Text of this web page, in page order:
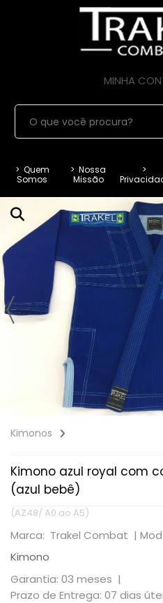
MINHA
> Quem
Somos
> Nossa
Missão
>
Kimonos
Kimono azul royal com
(azul bebê)
(AZ48/ A0 ao A5)
Marca: Trakel Combat |
Kimono
Garantia: 03 meses |
Prazo de Entrega: 07 dias